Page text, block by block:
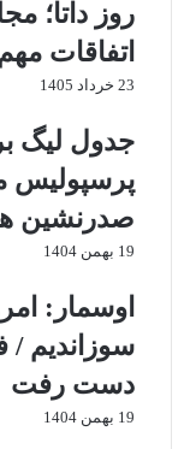
روز داتا؛
اتفاقات
23 خرداد 1405
جدول لیگ
پرسپولیس
صدرنشین
19 بهمن 1404
اوسمار:
سوزاندیم
دست رفت
19 بهمن 1404